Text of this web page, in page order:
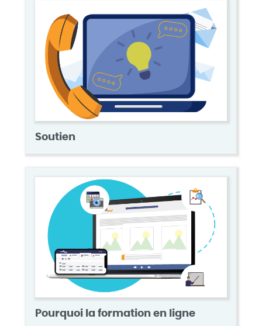
Soutien
Pourquoi la formation en ligne